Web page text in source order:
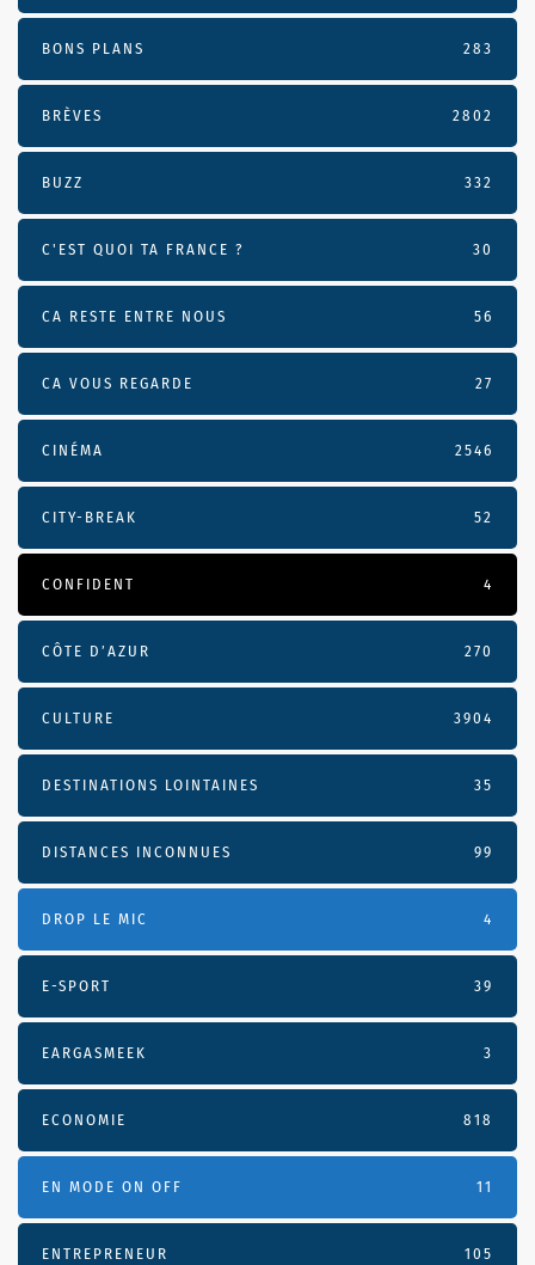
BONS PLANS 283
BRÈVES 2802
BUZZ 332
C'EST QUOI TA FRANCE ? 30
CA RESTE ENTRE NOUS 56
CA VOUS REGARDE 27
CINÉMA 2546
CITY-BREAK 52
CONFIDENT 4
CÔTE D’AZUR 270
CULTURE 3904
DESTINATIONS LOINTAINES 35
DISTANCES INCONNUES 99
DROP LE MIC 4
E-SPORT 39
EARGASMEEK 3
ECONOMIE 818
EN MODE ON OFF 11
ENTREPRENEUR 105